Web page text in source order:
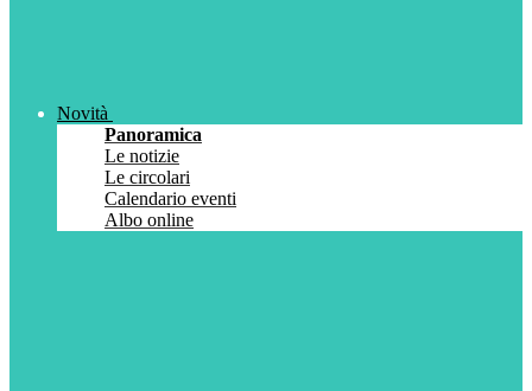
Novità
Panoramica
Le notizie
Le circolari
Calendario eventi
Albo online